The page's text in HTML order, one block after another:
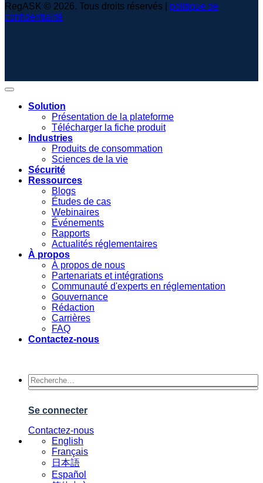
RegASK © 2026. Tous droits réservés | politique de
confidentialité
Solution
Présentation de la plateforme
Télécharger la fiche produit
Industries
Produits de consommation
Sciences de la vie
Sécurité
Ressources
Blogs
Études de cas
Webinaires
Événements
Rapports
Actualités réglementaires
À propos
À propos de nous
Partenariats et intégrations
Communauté d'experts en réglementation
Gouvernance
Rédaction
Carrières
FAQ
Contactez-nous
Se connecter
Contactez-nous
English
Français
日本語
Español